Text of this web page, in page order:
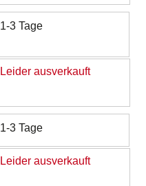
1-3 Tage
Leider ausverkauft
1-3 Tage
Leider ausverkauft